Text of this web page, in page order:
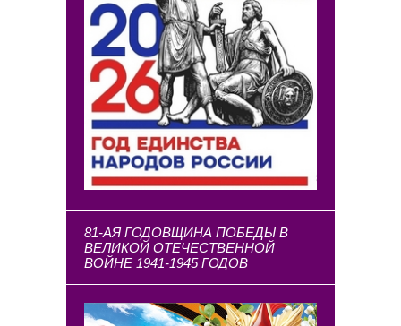
81-АЯ ГОДОВЩИНА ПОБЕДЫ В
ВЕЛИКОЙ ОТЕЧЕСТВЕННОЙ
ВОЙНЕ 1941-1945 ГОДОВ